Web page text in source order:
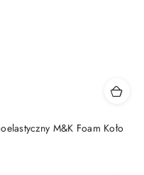
M&K Foam Koło